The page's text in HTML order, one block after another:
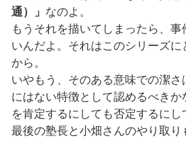
通）」 なのよ。
もうそれを描いてしまったら、
いんだよ。それはこのシリーズ
から。
いやもう、そのある意味での潔
にはない特徴として認めるべき
を肯定するにしても否定するにし
最後の塾長と小畑さんのやり取り